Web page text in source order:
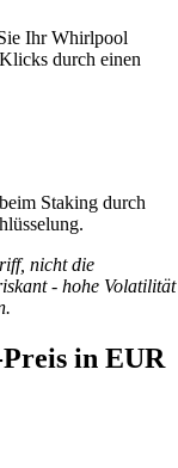
Ihr Whirlpool
durch einen
Staking durch
nicht die
- hohe Volatilität
in EUR